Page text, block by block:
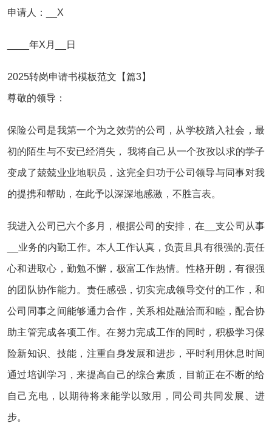
申请人：__X
____年X月__日
2025转岗申请书模板范文【篇3】
尊敬的领导：
保险公司是我第一个为之效劳的公司，从学校踏入社会，最
初的陌生与不安已经消失， 我将自己从一个孜孜以求的学子
变成了兢兢业业地职员，这完全归功于公司领导与同事对我
的提携和帮助，在此予以深深地感激，不胜言表。
我进入公司已六个多月，根据公司的安排，在__支公司从事
__业务的内勤工作。本人工作认真，负责且具有很强的.责任
心和进取心，勤勉不懈，极富工作热情。性格开朗，有很强
的团队协作能力。责任感强，切实完成领导交付的工作，和
公司同事之间能够通力合作，关系相处融洽而和睦，配合协
助主管完成各项工作。在努力完成工作的同时，积极学习保
险新知识、技能，注重自身发展和进步，平时利用休息时间
通过培训学习，来提高自己的综合素质，目前正在不断的给
自己充电，以期待将来能学以致用，同公司共同发展、进
步。